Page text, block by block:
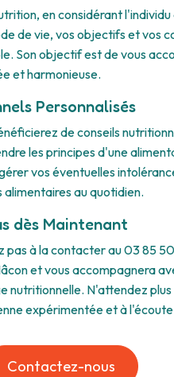
en considérant
de vie, vos objectifs et vos
Son objectif est de vous
et harmonieuse.
Personnalisés
de conseils
les principes d'une
vos éventuelles
au quotidien.
dès Maintenant
pas à la contacter au 03 85
et vous accompagnera
nutritionnelle. N'attendez
expérimentée et à l'écoute
Contactez-nous